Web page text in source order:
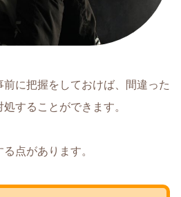
に把握をしておけば、間違った
することができます。
点があります。